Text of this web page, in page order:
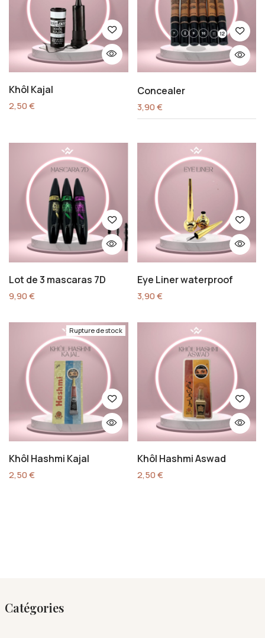
Khôl Kajal
2,50€
Concealer
3,90€
Lot de 3 mascaras 7D
9,90€
Eye Liner waterproof
3,90€
Rupture de stock
Khôl Hashmi Kajal
2,50€
Khôl Hashmi Aswad
2,50€
Catégories